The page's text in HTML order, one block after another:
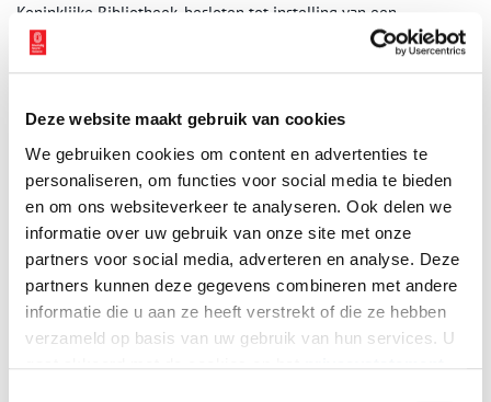
Deze website maakt gebruik van cookies
We gebruiken cookies om content en advertenties te
personaliseren, om functies voor social media te bieden
en om ons websiteverkeer te analyseren. Ook delen we
informatie over uw gebruik van onze site met onze
partners voor social media, adverteren en analyse. Deze
partners kunnen deze gegevens combineren met andere
informatie die u aan ze heeft verstrekt of die ze hebben
verzameld op basis van uw gebruik van hun services. U
Koninklijke Bibliotheek, besloten tot instelling van een
commissie. Dit comité zou de realisatie van een beeld van Coster
voorbereiden. De samenstelling van de commissie was meer
helemaal niet warm voor het plan. Er waren dan ook maar weinig
vermogende Haarlemmers die bereid waren geld op te brengen
voor het standbeeld, de ontbrekende rest kwam uit het hele land.